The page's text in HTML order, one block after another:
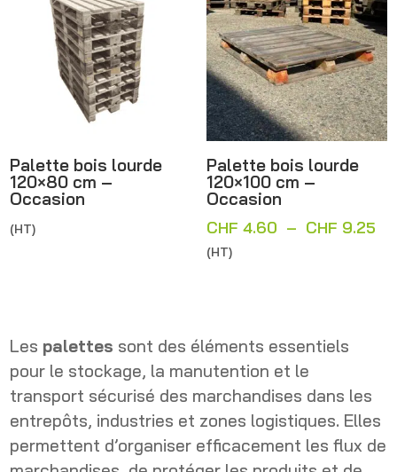
Palette bois lourde
120×80 cm –
Occasion
(HT)
Palette bois lourde
120×100 cm –
Occasion
CHF 4.60 – CHF 9.25
(HT)
Les palettes sont des éléments essentiels
pour le stockage, la manutention et le
transport sécurisé des marchandises dans les
entrepôts, industries et zones logistiques. Elles
permettent d’organiser efficacement les flux de